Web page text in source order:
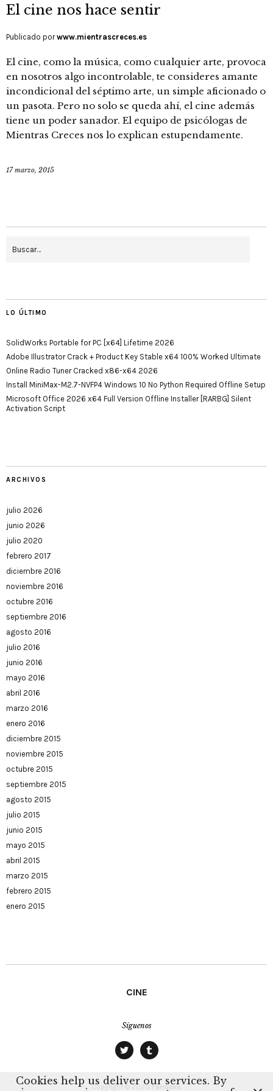
El cine nos hace sentir
Publicado porwww.mientrascreces.es
El cine, como la música, como cualquier arte, provoca
en nosotros algo incontrolable, te consideres amante
incondicional del séptimo arte, un simple aficionado o
un pasota. Pero no solo se queda ahí, el cine además
tiene un poder sanador. El equipo de psicólogas de
Mientras Creces nos lo explican estupendamente.
17 marzo, 2015
LO ÚLTIMO
SolidWorks Portable for PC [x64] Lifetime 2026
Adobe Illustrator Crack + Product Key Stable x64 100% Worked Ultimate
Online Radio Tuner Cracked x86-x64 2026
Install MiniMax-M2.7-NVFP4 Windows 10 No Python Required Offline Setup
Microsoft Office 2026 x64 Full Version Offline Installer [RARBG] Silent
Activation Script
ARCHIVOS
julio 2026
junio 2026
julio 2020
febrero 2017
diciembre 2016
noviembre 2016
octubre 2016
septiembre 2016
agosto 2016
julio 2016
junio 2016
mayo 2016
abril 2016
marzo 2016
enero 2016
diciembre 2015
noviembre 2015
octubre 2015
septiembre 2015
agosto 2015
julio 2015
junio 2015
mayo 2015
abril 2015
marzo 2015
febrero 2015
enero 2015
CINE
Síguenos
Copyright © 2020 Farrucini.
Cookies help us deliver our services. By